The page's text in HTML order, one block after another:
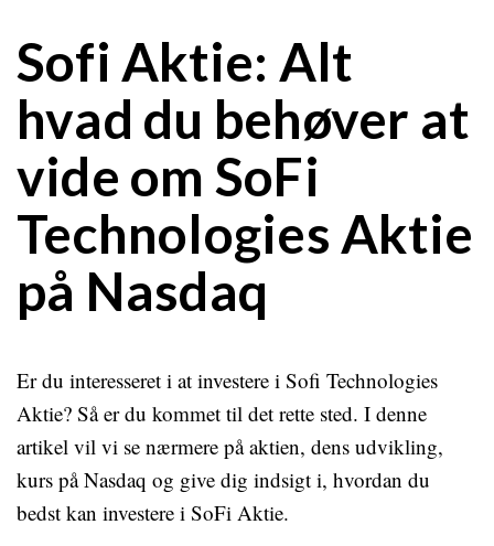
Sofi Aktie: Alt
hvad du behøver at
vide om SoFi
Technologies Aktie
på Nasdaq
Er du interesseret i at investere i Sofi Technologies
Aktie? Så er du kommet til det rette sted. I denne
artikel vil vi se nærmere på aktien, dens udvikling,
kurs på Nasdaq og give dig indsigt i, hvordan du
bedst kan investere i SoFi Aktie.